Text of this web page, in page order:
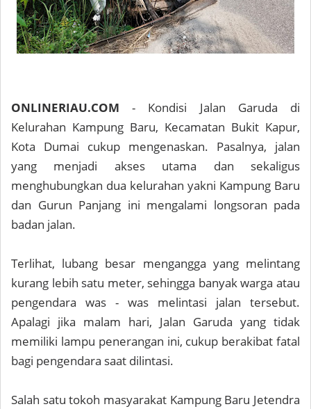
ONLINERIAU.COM - Kondisi Jalan Garuda di
Kelurahan Kampung Baru, Kecamatan Bukit Kapur,
Kota Dumai cukup mengenaskan. Pasalnya, jalan
yang menjadi akses utama dan sekaligus
menghubungkan dua kelurahan yakni Kampung Baru
dan Gurun Panjang ini mengalami longsoran pada
badan jalan.
Terlihat, lubang besar mengangga yang melintang
kurang lebih satu meter, sehingga banyak warga atau
pengendara was - was melintasi jalan tersebut.
Apalagi jika malam hari, Jalan Garuda yang tidak
memiliki lampu penerangan ini, cukup berakibat fatal
bagi pengendara saat dilintasi.
Salah satu tokoh masyarakat Kampung Baru Jetendra